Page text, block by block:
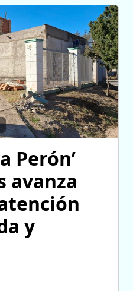
Perón’
avanza
y